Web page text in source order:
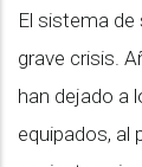
El sistema de
grave crisis.
han dejado a
equipados, al